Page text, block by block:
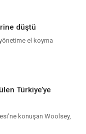
düştü
el koyma
Türkiye’ye
konuşan Woolsey,